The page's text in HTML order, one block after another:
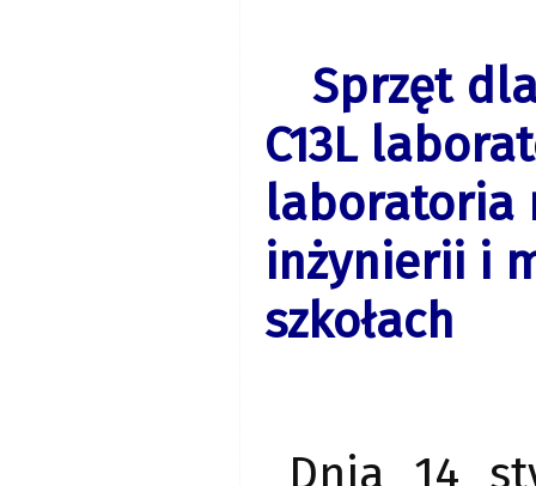
Sprzęt
C13L
laboratoria
inżynierii i
szkołach
Dnia 14